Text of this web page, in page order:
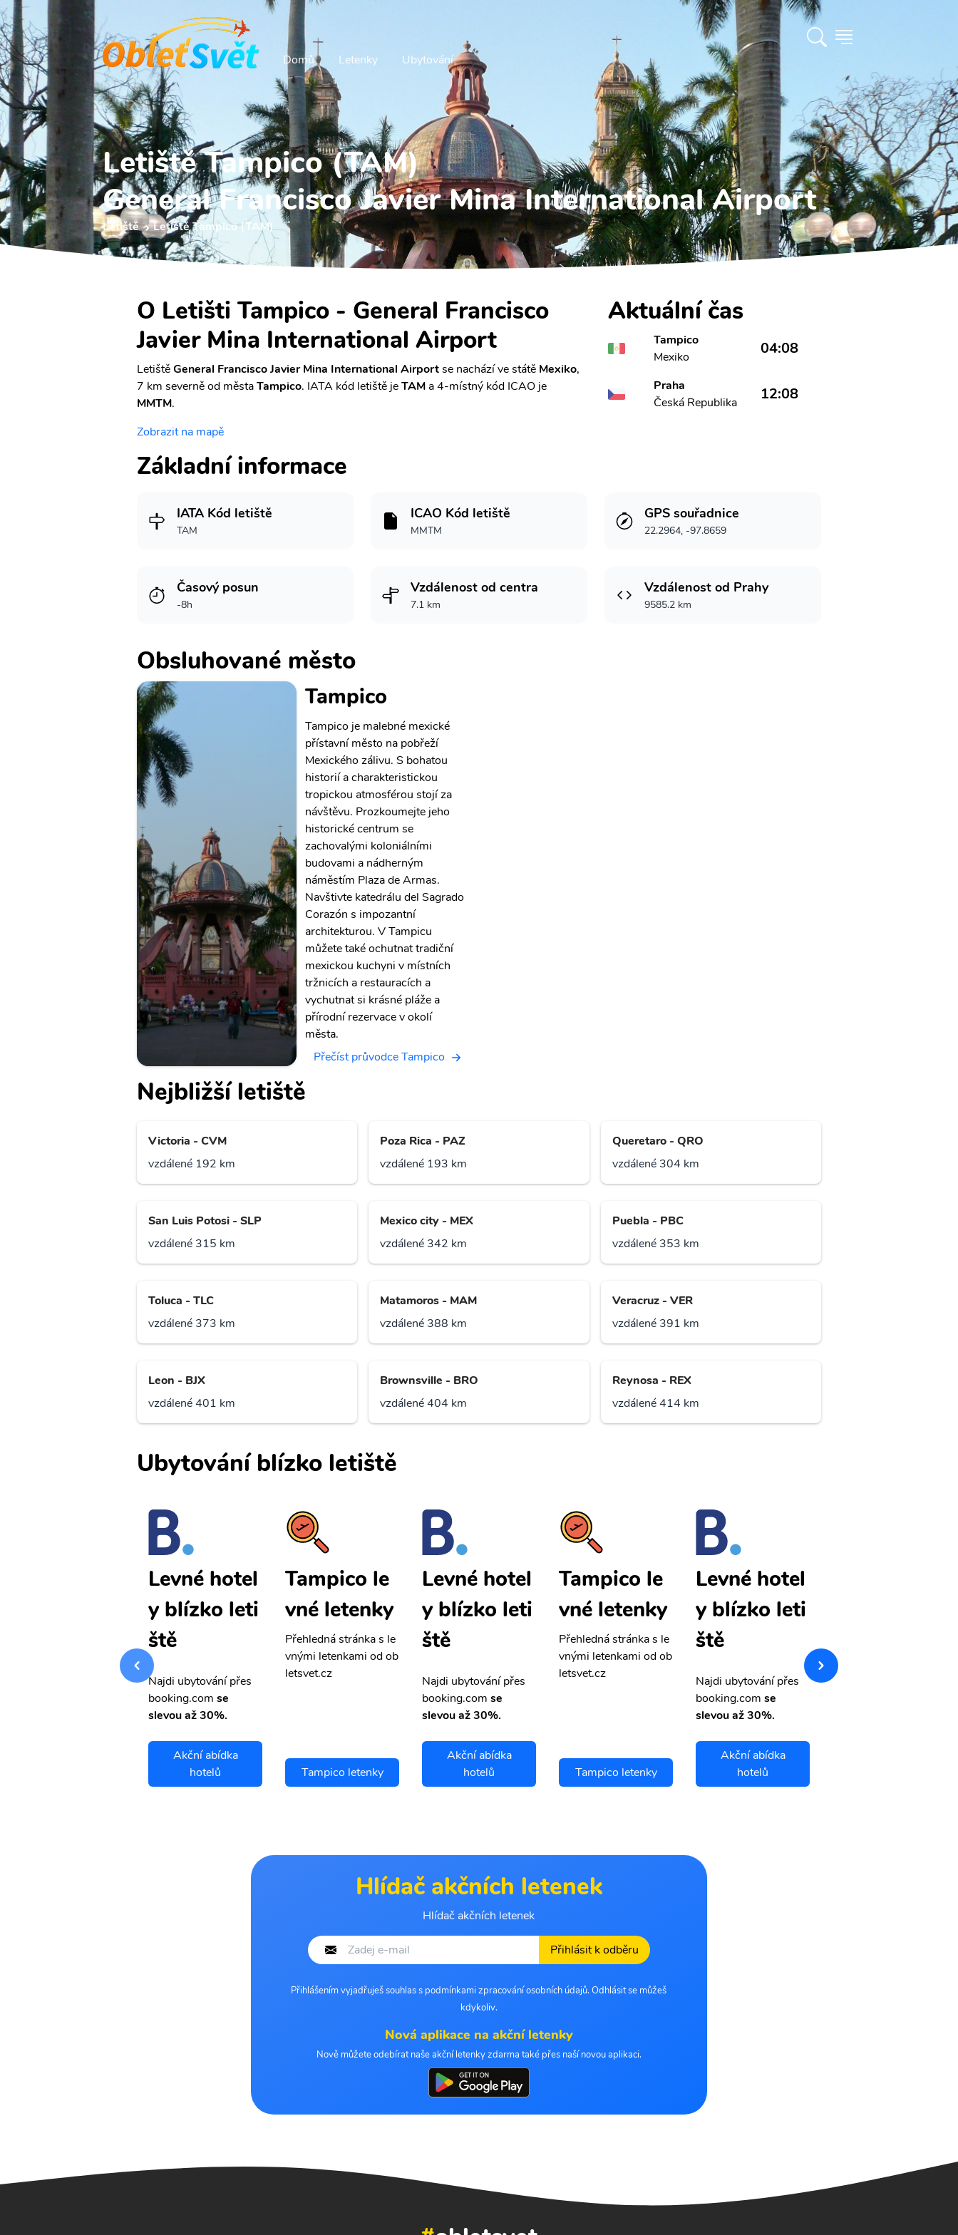
Domů Letenky Ubytování
Letiště Tampico (TAM)
General Francisco Javier Mina International Airport
Letiště Letiště Tampico (TAM)
O Letišti Tampico - General Francisco
Javier Mina International Airport
LetištěGeneral Francisco Javier Mina International Airportse nachází ve státě Mexiko,
7 km severně od městaTampico. IATA kód letiště jeTAM a 4-místný kód ICAO je
MMTM.
Zobrazit na mapě
Aktuální čas
Tampico
Mexiko
04:08
Praha
Česká Republika
12:08
Základní informace
IATA Kód letiště
TAM
ICAO Kód letiště
MMTM
GPS souřadnice
22.2964, -97.8659
Časový posun
-8h
Vzdálenost od centra
7.1 km
Vzdálenost od Prahy
9585.2 km
Obsluhované město
Tampico
Tampico je malebné mexické
přístavní město na pobřeží
Mexického zálivu. S bohatou
historií a charakteristickou
tropickou atmosférou stojí za
návštěvu. Prozkoumejte jeho
historické centrum se
zachovalými koloniálními
budovami a nádherným
náměstím Plaza de Armas.
Navštivte katedrálu del Sagrado
Corazón s impozantní
architekturou. V Tampicu
můžete také ochutnat tradiční
mexickou kuchyni v místních
tržnicích a restauracích a
vychutnat si krásné pláže a
přírodní rezervace v okolí
města.
Přečíst průvodce Tampico
Nejbližší letiště
Victoria - CVM
vzdálené 192 km
Poza Rica - PAZ
vzdálené 193 km
Queretaro - QRO
vzdálené 304 km
San Luis Potosi - SLP
vzdálené 315 km
Mexico city - MEX
vzdálené 342 km
Puebla - PBC
vzdálené 353 km
Toluca - TLC
vzdálené 373 km
Matamoros - MAM
vzdálené 388 km
Veracruz - VER
vzdálené 391 km
Leon - BJX
vzdálené 401 km
Brownsville - BRO
vzdálené 404 km
Reynosa - REX
vzdálené 414 km
Ubytování blízko letiště
vnými letenkami od ob
Levné hotel
y blízko leti
ště
Najdi ubytování přes
booking.com se
slevou až 30%.
Akční abídka
hotelů
Tampico le
vné letenky
Přehledná stránka s le
vnými letenkami od ob
letsvet.cz
Tampico letenky
Levné hotel
y blízko leti
ště
Najdi ubytování přes
booking.com se
slevou až 30%.
Akční abídka
hotelů
Tampico le
vné letenky
Přehledná stránka s le
vnými letenkami od ob
letsvet.cz
Tampico letenky
Levné hotel
y blízko leti
ště
Najdi ubytování přes
booking.com se
slevou až 30%.
Akční abídka
hotelů
vnými letenkami od ob
letsvet.cz
Hlídač akčních letenek
Hlídač akčních letenek
Přihlásit k odběru
Přihlášením vyjadřuješ souhlas s podmínkami zpracování osobních údajů. Odhlásit se můžeš
kdykoliv.
Nová aplikace na akční letenky
Nově můžete odebírat naše akční letenky zdarma také přes naší novou aplikaci.